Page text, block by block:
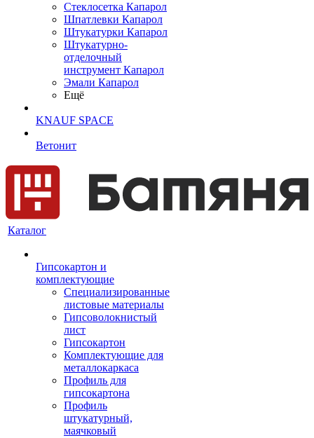
Cтеклосетка Капарол
Шпатлевки Капарол
Штукатурки Капарол
Штукатурно-
отделочный
инструмент Капарол
Эмали Капарол
Ещё
KNAUF SPACE
Ветонит
Каталог
Гипсокартон и
комплектующие
Специализированные
листовые материалы
Гипсоволокнистый
лист
Гипсокартон
Комплектующие для
металлокаркаса
Профиль для
гипсокартона
Профиль
штукатурный,
маячковый